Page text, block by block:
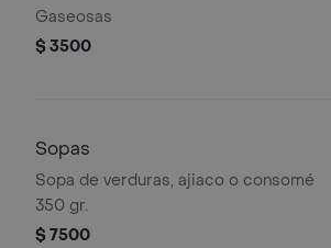
Gaseosas
$ 3500
Sopas
Sopa de verduras, ajiaco o consomé
350 gr.
$ 7500